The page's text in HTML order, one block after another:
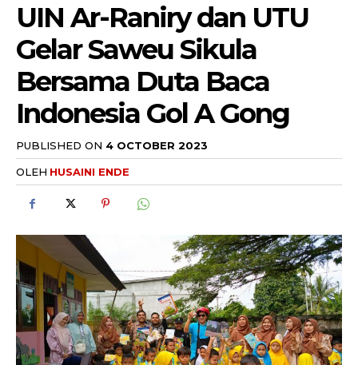
UIN Ar-Raniry dan UTU
Gelar Saweu Sikula
Bersama Duta Baca
Indonesia Gol A Gong
PUBLISHED ON 4 OCTOBER 2023
OLEH HUSAINI ENDE